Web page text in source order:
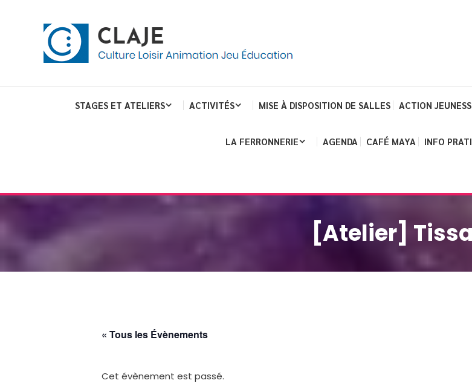
Claje
STAGES ET ATELIERS ACTIVITÉS MISE À DISPOSITION DE SALLES ACTION
LA FERRONNERIE AGENDA CAFÉ MAYA INFO
[Atelier]
« Tous les Évènements
Cet évènement est passé.